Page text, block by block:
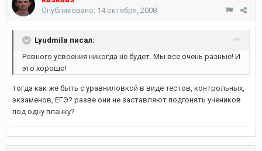
Опубликовано: 14 октября, 2008
Lyudmila писал:
Ровного усвоения никогда не будет. Мы все очень разные! И
это хорошо!
тогда как же быть с уравниловкой в виде тестов, контрольных,
экзаменов, ЕГЭ? разве они не заставляют подгонять учеников
под одну планку?